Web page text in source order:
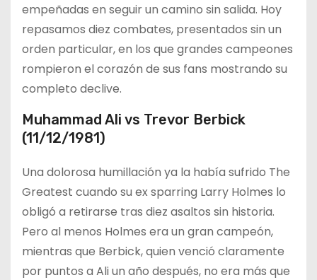
empeñadas en seguir un camino sin salida. Hoy
repasamos diez combates, presentados sin un
orden particular, en los que grandes campeones
rompieron el corazón de sus fans mostrando su
completo declive.
Muhammad Ali vs Trevor Berbick
(11/12/1981)
Una dolorosa humillación ya la había sufrido The
Greatest cuando su ex sparring Larry Holmes lo
obligó a retirarse tras diez asaltos sin historia.
Pero al menos Holmes era un gran campeón,
mientras que Berbick, quien venció claramente
por puntos a Ali un año después, no era más que